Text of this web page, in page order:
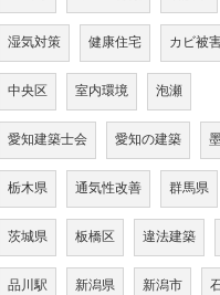
湿気対策 健康住宅 カビ被
中央区 室内環境 泡瀬
愛知建築士会 愛知の建築
栃木県 通気性改善 群馬県
茨城県 板橋区 違法建築
品川駅 新潟県 新潟市